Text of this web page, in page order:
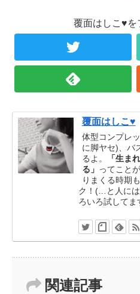
覆面はしこ♥を
覆面はしこ♥
体型コンプレ
に脚ヤセ)、バ
るよ。
「生ま
る」 ってこと
りまくる時期
ク！(…と人に
ろいろ試してま
関連記事